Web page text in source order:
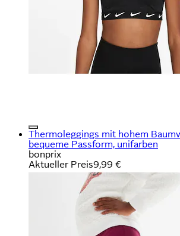
Thermoleggings mit hohem
bequeme Passform, unifarben
bonprix
Aktueller Preis9,99 €